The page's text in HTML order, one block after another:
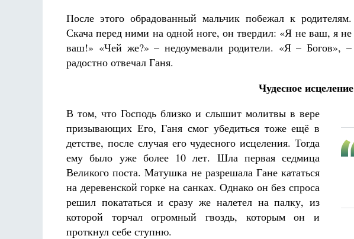
После этого обрадованный мальчик побежал к родителям.
Скача перед ними на одной ноге, он твердил: «Я не ваш, я не
ваш!» «Чей же?» – недоумевали родители. «Я – Богов», –
радостно отвечал Ганя.
Чудесное исцеление
В том, что Господь близко и слышит молитвы в вере
призывающих Его, Ганя смог убедиться тоже ещё в
детстве, после случая его чудесного исцеления. Тогда
ему было уже более 10 лет. Шла первая седмица
Великого поста. Матушка не разрешала Гане кататься
на деревенской горке на санках. Однако он без спроса
решил покататься и сразу же налетел на палку, из
которой торчал огромный гвоздь, которым он и
проткнул себе ступню.